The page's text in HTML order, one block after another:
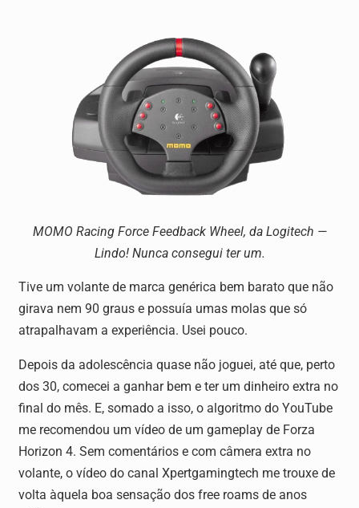
MOMO Racing Force Feedback Wheel, da Logitech —
Lindo! Nunca consegui ter um.
Tive um volante de marca genérica bem barato que não
girava nem 90 graus e possuía umas molas que só
atrapalhavam a experiência. Usei pouco.
Depois da adolescência quase não joguei, até que, perto
dos 30, comecei a ganhar bem e ter um dinheiro extra no
final do mês. E, somado a isso, o algoritmo do YouTube
me recomendou um vídeo de um gameplay de Forza
Horizon 4. Sem comentários e com câmera extra no
volante, o vídeo do canal Xpertgamingtech me trouxe de
volta àquela boa sensação dos free roams de anos